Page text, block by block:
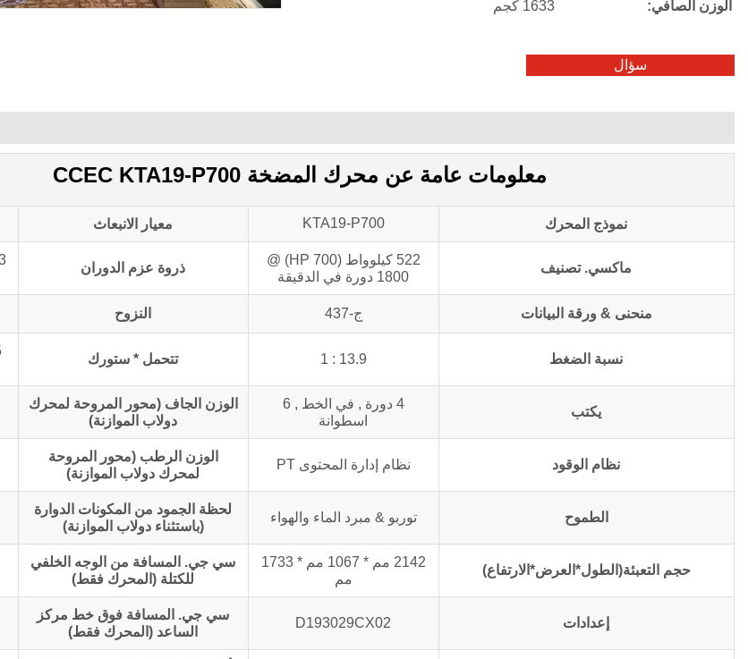
الوزن الصافي: 1633 كجم
سؤال
معلومات عامة عن محرك المضخة CCEC KTA19-P700
نموذج المحرك KTA19-P700 معيار الانبعاث
ماكسي. تصنيف
522 كيلوواط (700 HP) @
1800 دورة في الدقيقة
ذروة عزم الدوران
منحنى & ورقة البيانات ج-437 النزوح
نسبة الضغط 13.9 : 1 تتحمل * ستورك
يكتب
4 دورة , في الخط , 6
اسطوانة
الوزن الجاف (محور المروحة لمحرك
دولاب الموازنة)
نظام الوقود نظام إدارة المحتوى PT
الوزن الرطب (محور المروحة
لمحرك دولاب الموازنة)
الطموح توربو & مبرد الماء والهواء
لحظة الجمود من المكونات الدوارة
(باستثناء دولاب الموازنة)
حجم التعبئة(الطول*العرض*الارتفاع)
2142 مم * 1067 مم * 1733
مم
سي جي. المسافة من الوجه الخلفي
للكتلة (المحرك فقط)
إعدادات D193029CX02
سي جي. المسافة فوق خط مركز
الساعد (المحرك فقط)